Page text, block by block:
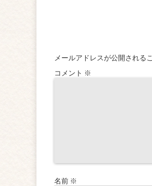
メールアドレスが公開される
コメント ※
名前 ※